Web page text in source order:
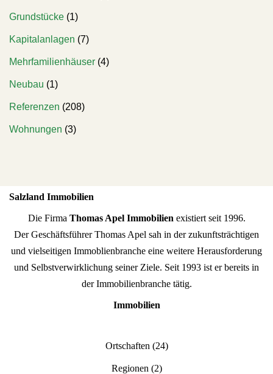
Grundstücke (1)
Kapitalanlagen (7)
Mehrfamilienhäuser (4)
Neubau (1)
Referenzen (208)
Wohnungen (3)
Salzland Immobilien
Die Firma Thomas Apel Immobilien existiert seit 1996.
Der Geschäftsführer Thomas Apel sah in der zukunftsträchtigen
und vielseitigen Immoblienbranche eine weitere Herausforderung
und Selbstverwirklichung seiner Ziele. Seit 1993 ist er bereits in
der Immobilienbranche tätig.
Immobilien
Ortschaften (24)
Regionen (2)